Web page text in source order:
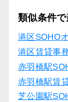
類似条件
港区SOHO
港区賃貸事
赤羽橋駅
赤羽橋駅賃
芝公園駅